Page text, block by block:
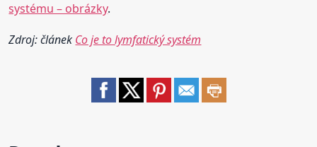
systému – obrázky.
Zdroj: článek Co je to lymfatický systém